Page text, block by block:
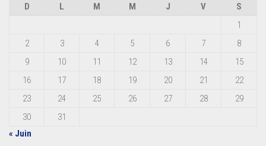
D
L M M J V
S
1
2
3 4 5 6 7
8
9
10 11 12 13 14
15
16
17 18 19 20 21
22
23
24 25 26 27 28
29
30
31
« Juin